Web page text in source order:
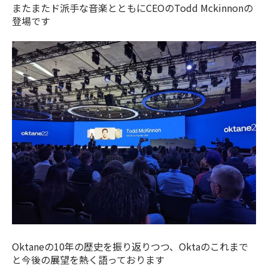
またまたド派手な音楽とともにCEOのTodd Mckinnonの
登場です
Oktaneの10年の歴史を振り返りつつ、Oktaのこれまで
と今後の展望を熱く語っております